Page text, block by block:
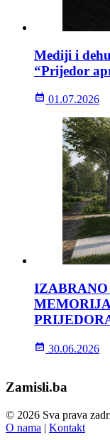
Mediji i
“Prijedor
01.07.2026
IZABRANO
30.06.2026
Zamisli.ba
© 2026 Sva prava
O nama | Kontakt